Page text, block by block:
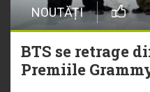
NOUTĂȚI
BTS se retrage
Premiile